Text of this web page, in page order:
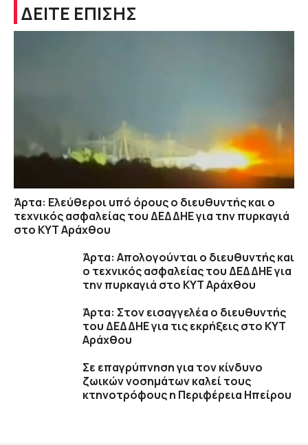
ΔΕΙΤΕ ΕΠΙΣΗΣ
Άρτα: Ελεύθεροι υπό όρους ο διευθυντής και ο
τεχνικός ασφαλείας του ΔΕΔΔΗΕ για την πυρκαγιά
στο ΚΥΤ Αράχθου
Άρτα: Απολογούνται ο διευθυντής και
ο τεχνικός ασφαλείας του ΔΕΔΔΗΕ για
την πυρκαγιά στο ΚΥΤ Αράχθου
Άρτα: Στον εισαγγελέα ο διευθυντής
του ΔΕΔΔΗΕ για τις εκρήξεις στο ΚΥΤ
Αράχθου
Σε επαγρύπνηση για τον κίνδυνο
ζωικών νοσημάτων καλεί τους
κτηνοτρόφους η Περιφέρεια Ηπείρου